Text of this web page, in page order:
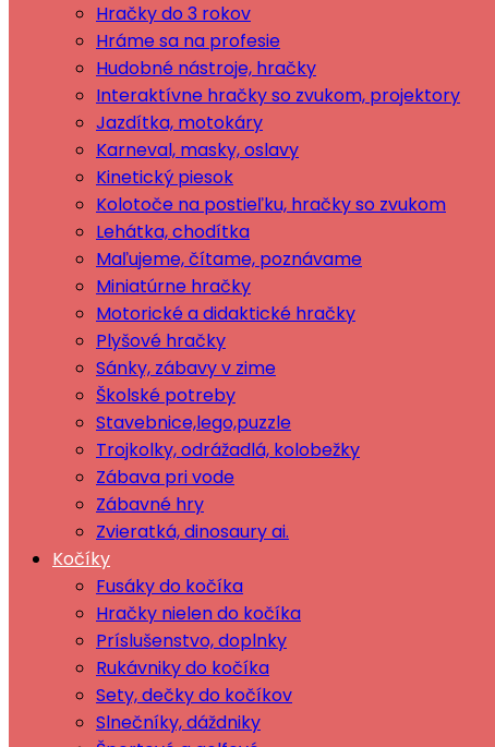
Hračky do 3 rokov
Hráme sa na profesie
Hudobné nástroje, hračky
Interaktívne hračky so zvukom, projektory
Jazdítka, motokáry
Karneval, masky, oslavy
Kinetický piesok
Kolotoče na postieľku, hračky so zvukom
Lehátka, chodítka
Maľujeme, čítame, poznávame
Miniatúrne hračky
Motorické a didaktické hračky
Plyšové hračky
Sánky, zábavy v zime
Školské potreby
Stavebnice,lego,puzzle
Trojkolky, odrážadlá, kolobežky
Zábava pri vode
Zábavné hry
Zvieratká, dinosaury ai.
Kočíky
Fusáky do kočíka
Hračky nielen do kočíka
Príslušenstvo, doplnky
Rukávniky do kočíka
Sety, dečky do kočíkov
Slnečníky, dáždniky